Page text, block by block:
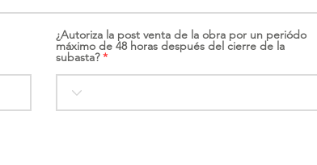
¿Autoriza la post venta de la obra por un periódo
máximo de 48 horas después del cierre de la
subasta?